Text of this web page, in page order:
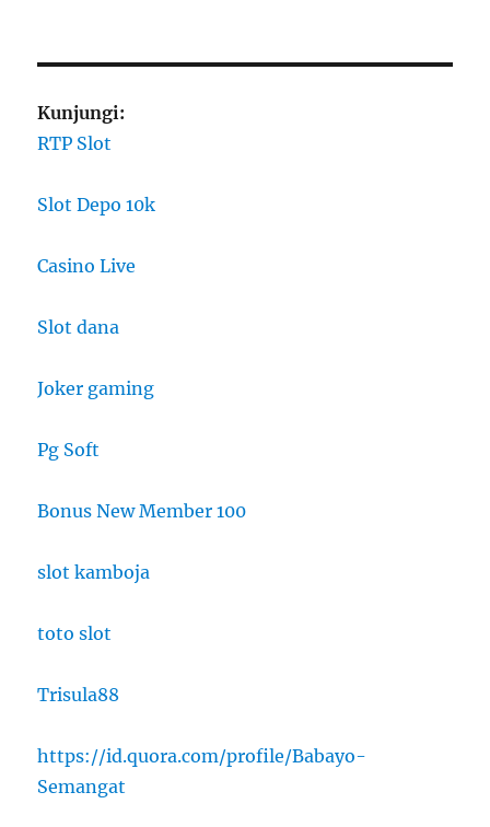
Kunjungi:
RTP Slot
Slot Depo 10k
Casino Live
Slot dana
Joker gaming
Pg Soft
Bonus New Member 100
slot kamboja
toto slot
Trisula88
https://id.quora.com/profile/Babayo-
Semangat